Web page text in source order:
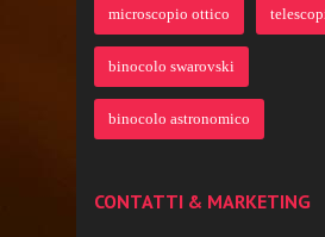
microscopio ottico
binocolo swarovski
binocolo astronomico
CONTATTI & MARKETING